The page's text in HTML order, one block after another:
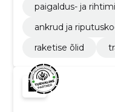
paigaldus- ja
ankrud ja
raketise õlid